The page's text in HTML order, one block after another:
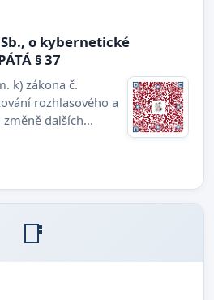
o kybernetické
§ 37
k) zákona č.
rozhlasového a
dalších...
📑